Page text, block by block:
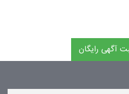
آگهی رایگان